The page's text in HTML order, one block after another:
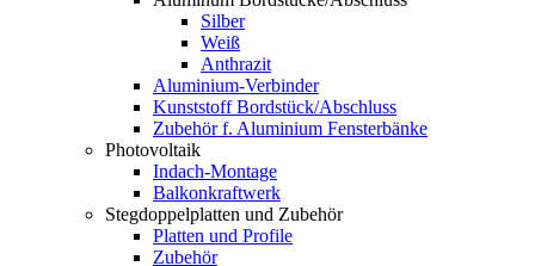
Silber
Weiß
Anthrazit
Aluminium-Verbinder
Kunststoff Bordstück/Abschluss
Zubehör f. Aluminium Fensterbänke
Photovoltaik
Indach-Montage
Balkonkraftwerk
Stegdoppelplatten und Zubehör
Platten und Profile
Zubehör